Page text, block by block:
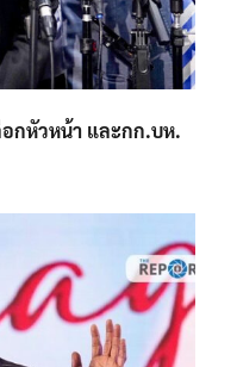
อกหัวหน้า และกก.บห.